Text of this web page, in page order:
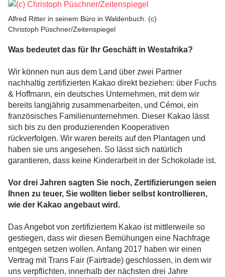
Alfred Ritter in seinem Büro in Waldenbuch. (c)
Christoph Püschner/Zeitenspiegel
Was bedeutet das für Ihr Geschäft in Westafrika?
Wir können nun aus dem Land über zwei Partner
nachhaltig zertifizierten Kakao direkt beziehen: über Fuchs
& Hoffmann, ein deutsches Unternehmen, mit dem wir
bereits langjährig zusammenarbeiten, und Cémoi, ein
französisches Familienunternehmen. Dieser Kakao lässt
sich bis zu den produzierenden Kooperativen
rückverfolgen. Wir waren bereits auf den Plantagen und
haben sie uns angesehen. So lässt sich natürlich
garantieren, dass keine Kinderarbeit in der Schokolade ist.
Vor drei Jahren sagten Sie noch, Zertifizierungen seien
Ihnen zu teuer, Sie wollten lieber selbst kontrollieren,
wie der Kakao angebaut wird.
Das Angebot von zertifiziertem Kakao ist mittlerweile so
gestiegen, dass wir diesen Bemühungen eine Nachfrage
entgegen setzen wollen. Anfang 2017 haben wir einen
Vertrag mit Trans Fair (Fairtrade) geschlossen, in dem wir
uns verpflichten, innerhalb der nächsten drei Jahre